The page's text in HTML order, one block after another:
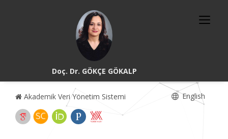
Doç. Dr. GÖKÇE GÖKALP
Akademik Veri Yönetim Sistemi English